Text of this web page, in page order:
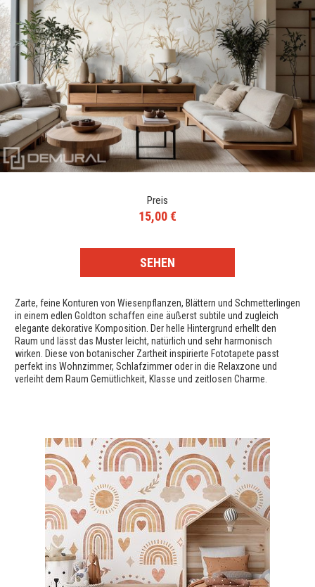
Preis
15,00 €
SEHEN
Zarte, feine Konturen von Wiesenpflanzen, Blättern und Schmetterlingen
in einem edlen Goldton schaffen eine äußerst subtile und zugleich
elegante dekorative Komposition. Der helle Hintergrund erhellt den
Raum und lässt das Muster leicht, natürlich und sehr harmonisch
wirken. Diese von botanischer Zartheit inspirierte Fototapete passt
perfekt ins Wohnzimmer, Schlafzimmer oder in die Relaxzone und
verleiht dem Raum Gemütlichkeit, Klasse und zeitlosen Charme.